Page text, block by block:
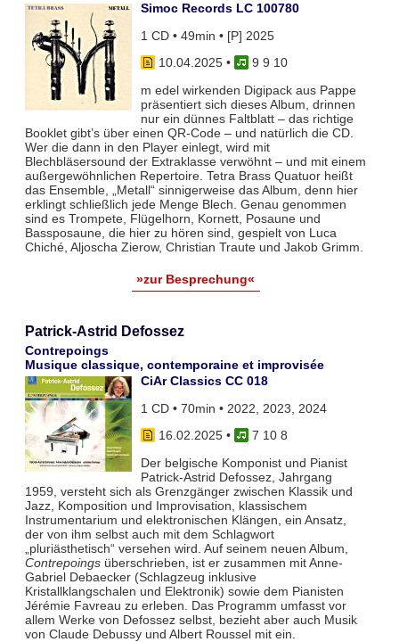
Simoc Records LC 100780
1 CD • 49min • [P] 2025
10.04.2025•
9 9 10
m edel wirkenden Digipack aus Pappe
präsentiert sich dieses Album, drinnen
nur ein dünnes Faltblatt – das richtige
Booklet gibt’s über einen QR-Code – und natürlich die CD.
Wer die dann in den Player einlegt, wird mit
Blechbläsersound der Extraklasse verwöhnt – und mit einem
außergewöhnlichen Repertoire. Tetra Brass Quatuor heißt
das Ensemble, „Metall“ sinnigerweise das Album, denn hier
erklingt schließlich jede Menge Blech. Genau genommen
sind es Trompete, Flügelhorn, Kornett, Posaune und
Bassposaune, die hier zu hören sind, gespielt von Luca
Chiché, Aljoscha Zierow, Christian Traute und Jakob Grimm.
»zur Besprechung«
Patrick-Astrid Defossez
Contrepoings
Musique classique, contemporaine et improvisée
CiAr Classics CC 018
1 CD • 70min • 2022, 2023, 2024
16.02.2025•
7 10 8
Der belgische Komponist und Pianist
Patrick-Astrid Defossez, Jahrgang
1959, versteht sich als Grenzgänger zwischen Klassik und
Jazz, Komposition und Improvisation, klassischem
Instrumentarium und elektronischen Klängen, ein Ansatz,
der von ihm selbst auch mit dem Schlagwort
„pluriästhetisch“ versehen wird. Auf seinem neuen Album,
Contrepoingsüberschrieben, ist er zusammen mit Anne-
Gabriel Debaecker (Schlagzeug inklusive
Kristallklangschalen und Elektronik) sowie dem Pianisten
Jérémie Favreau zu erleben. Das Programm umfasst vor
allem Werke von Defossez selbst, bezieht aber auch Musik
von Claude Debussy und Albert Roussel mit ein.